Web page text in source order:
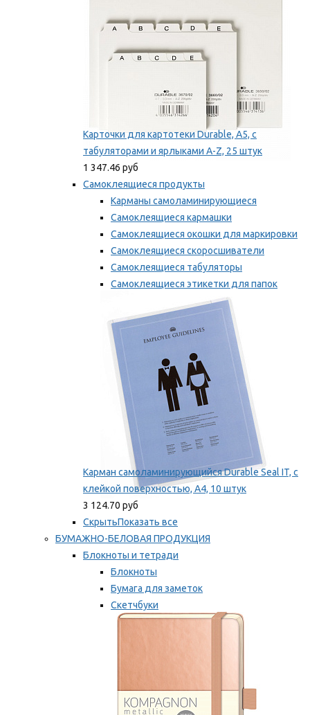
Карточки для картотеки Durable, A5, с
табуляторами и ярлыками A-Z, 25 штук
1 347.46 руб
Самоклеящиеся продукты
Карманы самоламинирующиеся
Самоклеящиеся кармашки
Самоклеящиеся окошки для маркировки
Самоклеящиеся скоросшиватели
Самоклеящиеся табуляторы
Самоклеящиеся этикетки для папок
Таблички для маркировки
Мы рекомендуем
Карман самоламинирующийся Durable Seal IT, с
клейкой поверхностью, A4, 10 штук
3 124.70 руб
СкрытьПоказать все
БУМАЖНО-БЕЛОВАЯ ПРОДУКЦИЯ
Блокноты и тетради
Блокноты
Бумага для заметок
Скетчбуки
Тетради